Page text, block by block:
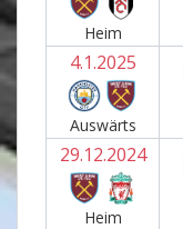
Heim
4.1.2025
Auswärts
29.12.2024
Heim